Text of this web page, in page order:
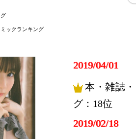
ックランキング
2019/04/01
本・雑誌
グ：18位
2019/02/18